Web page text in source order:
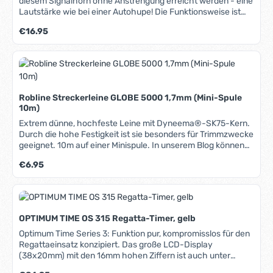
Lautstärke wie bei einer Autohupe! Die Funktionsweise ist
einfach in Schwingung versetzt. Sollte diese einmal defekt
sein, kann sie durch jede dünne Plastikfolie ersetzt werden.
Die Mini-Trump ist unverwüstlich, handlich, schwimmfähig
und dabei auch noch ausgesprochen günstig.
Regulärer Preis:
€16.95
Robline Streckerleine GLOBE 5000 1,7mm (Mini-Spule
10m)
Extrem dünne, hochfeste Leine mit Dyneema®-SK75-Kern.
Durch die hohe Festigkeit ist sie besonders für Trimmzwecke
geeignet. 10m auf einer Minispule. In unserem Blog können
und Pflege von Tauwerk erhalten.
Regulärer Preis:
€6.95
OPTIMUM TIME OS 315 Regatta-Timer, gelb
Optimum Time Series 3: Funktion pur, kompromisslos für den
Regattaeinsatz konzipiert. Das große LCD-Display
(38x20mm) mit den 16mm hohen Ziffern ist auch unter